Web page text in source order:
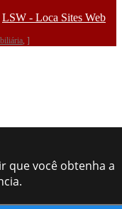
LSW - Loca Sites Web
, ]
que você obtenha a